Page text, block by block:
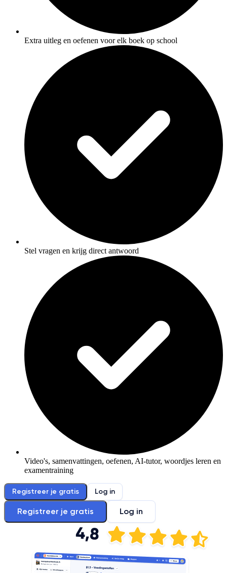
Extra uitleg en oefenen voor elk boek op school
Stel vragen en krijg direct antwoord
Video's, samenvattingen, oefenen, AI-tutor, woordjes leren en
examentraining
Registreer je gratis Log in
Registreer je gratis Log in